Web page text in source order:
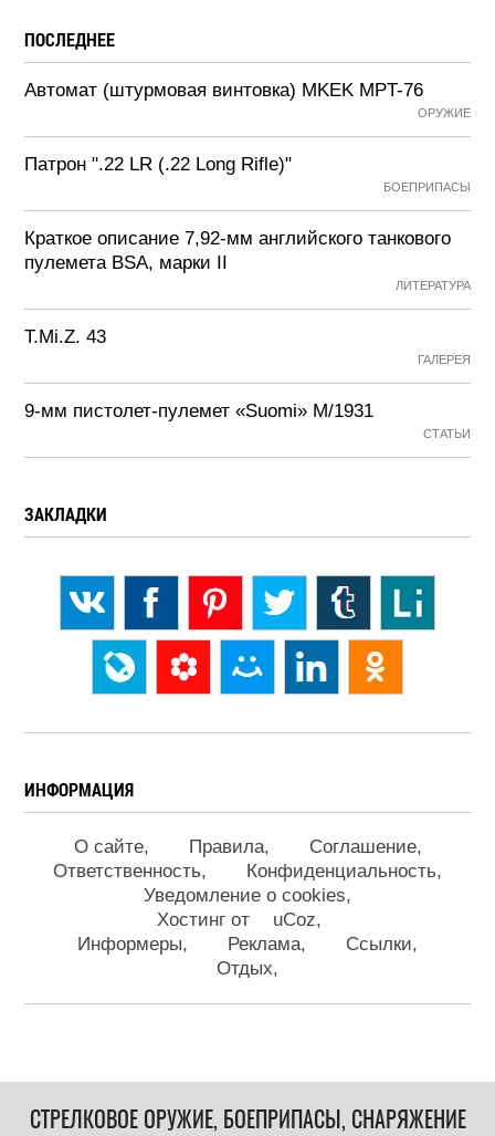
ПОСЛЕДНЕЕ
Автомат (штурмовая винтовка) MKEK MPT-76
ОРУЖИЕ
Патрон ".22 LR (.22 Long Rifle)"
БОЕПРИПАСЫ
Краткое описание 7,92-мм английского танкового
пулемета BSA, марки II
ЛИТЕРАТУРА
T.Mi.Z. 43
ГАЛЕРЕЯ
9-мм пистолет-пулемет «Suomi» М/1931
СТАТЬИ
ЗАКЛАДКИ
ИНФОРМАЦИЯ
О сайте Правила
Соглашение
Ответственность
Конфиденциальность
Уведомление о cookies
Хостинг от
uCoz
Информеры
Реклама
Ссылки
Отдых
СТРЕЛКОВОЕ ОРУЖИЕ, БОЕПРИПАСЫ, СНАРЯЖЕНИЕ